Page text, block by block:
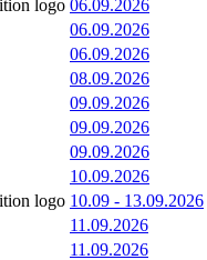
06.09.2026
06.09.2026
06.09.2026
08.09.2026
09.09.2026
09.09.2026
09.09.2026
10.09.2026
10.09 - 13.09.2026
11.09.2026
11.09.2026